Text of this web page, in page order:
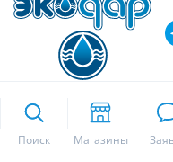
Поиск